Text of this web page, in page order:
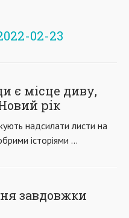
02-23
є місце диву,
рік
надсилати листи на
історіями ...
завдовжки